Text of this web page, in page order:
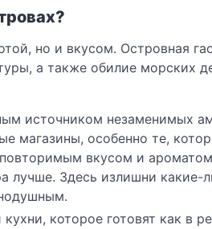
но и вкусом. Островная
а также обилие морских
источником незаменимых
магазины, особенно те,
вкусом и
лучше. Здесь излишни
которое готовят как в